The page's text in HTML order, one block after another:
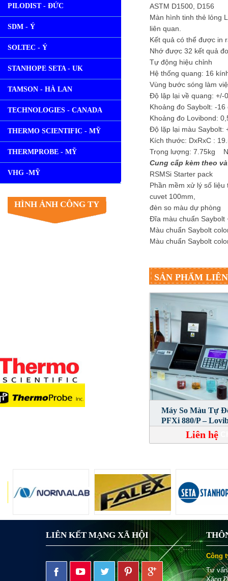
ASTM D1500, D156
Màn hình tinh thẻ lỏng
liên quan.
Kết quả có thể được in
Nhớ được 32 kết quả đo
Tự động hiệu chỉnh
Hệ thống quang: 16
Vùng bước sóng làm
Độ lập lại về quang: +/-
Khoảng đo Saybolt: -16
Khoảng đo Lovibond:
Độ lặp lại màu Saybolt:
Kích thước: DxRxC :
Trọng lượng: 7.75kg
Cung cấp kèm theo
RSMSi Starter pack
Phần mềm xử lý số liệu
cuvet 100mm,
đèn so màu dự phòng
Đĩa màu chuẩn Saybolt
Màu chuẩn Saybolt
Màu chuẩn Saybolt
SẢN PHẨM
Máy So Màu Tự
PFXi 880/P –
Liên hệ
PILODIST - ĐỨC
SDM - Ý
SOLTEC - Ý
STANHOPE SETA - UK
TAMSON - HÀ LAN
TECHNOLOGIES - CANADA
THERMO SCIENTIFIC - MỸ
THERMPROBE - MỸ
VHG -MỸ
HÌNH ẢNH CÔNG TY
LIÊN KẾT MẠNG XÃ HỘI
Công
Tư
Xăng